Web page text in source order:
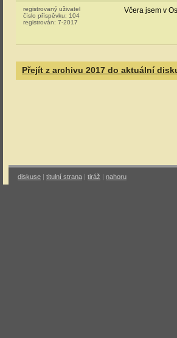
registrovaný uživatel
číslo příspěvku: 104
registrován: 7-2017
Včera jsem v
Přejít z archivu 2017 do aktuální
diskuse | titulní strana | tiráž | nahoru